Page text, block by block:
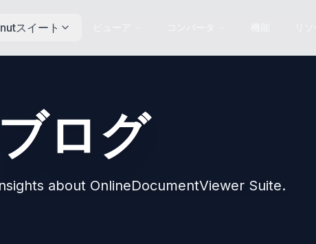
スイート
ブログ
about OnlineDocumentViewer Suite.